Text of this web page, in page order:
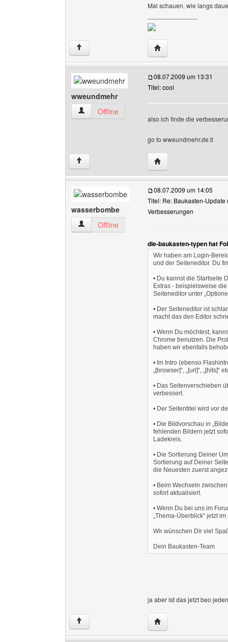
Mal schauen, wie langs
↑ Website dieses
wweundmehr
wweundmehr Benutzer-Profile anzeigen
Offline
08.07.2009 um 13:31
Titel: cool
also ich finde die
go to wweundmehr.de.tl
↑ Website dieses
wasserbombe
wasserbombe Benutzer-Profile anzeigen
Offline
08.07.2009 um 14:05
Titel: Re: Baukasten-Update
Verbesserungen
die-baukasten-typen hat
Wir haben am Login-
und der Seiteneditor. Du
• Du kannst die Startseite
Extras - beispielsweise
Seiteneditor unter
• Der Seiteneditor ist
macht das den Editor
• Wenn Du möchtest,
Chrome benutzen. Die
haben wir ebenfalls
• Im Intro (ebenso
„[browser]“, „[url]“, „[hits]“
• Das Seitenverschieben
verbessert.
• Der Seitentitel wird vor
• Die Bildvorschau in
fehlenden Bildern jetzt
Ladekreis.
• Die Sortierung Deiner
Sortierung auf Deiner
die Neuesten zuerst
• Beim Wechseln
sofort aktualisiert.
• Wenn Du bei uns im
„Thema-Überblick“ jetzt
Wir wünschen Dir viel
Dein Baukasten-Team
ja aber ist das jetzt beo
↑ Website dieses